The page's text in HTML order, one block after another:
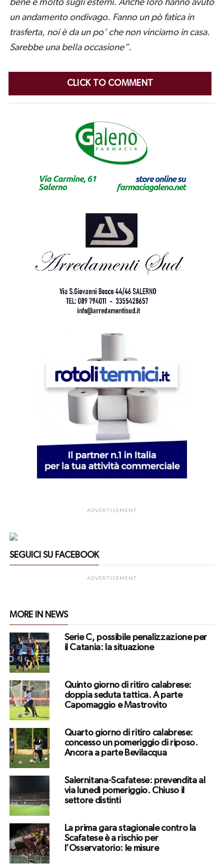
bene e molto sugli esterni. Anche loro hanno avuto
un andamento ondivago. Fanno un pò fatica in
trasferta, noi è da un po’ che non vinciamo in casa.
Sarebbe una bella occasione”.
CLICK TO COMMENT
ADVERTISEMENT
SEGUICI SU FACEBOOK
ADVERTISEMENT
MORE IN NEWS
Serie C, possibile penalizzazione per
il Catania: la situazione
Quinto giorno di ritiro calabrese:
doppia seduta tattica. A parte
Capomaggio e Mastrovito
Quarto giorno di ritiro calabrese:
concesso un pomeriggio di riposo.
Ancora a parte Bevilacqua
Salernitana-Scafatese: prevendita al
via lunedì pomeriggio. Chiuso il
settore distinti
La prima gara stagionale contro la
Scafatese è a rischio per
l’Osservatorio: le misure